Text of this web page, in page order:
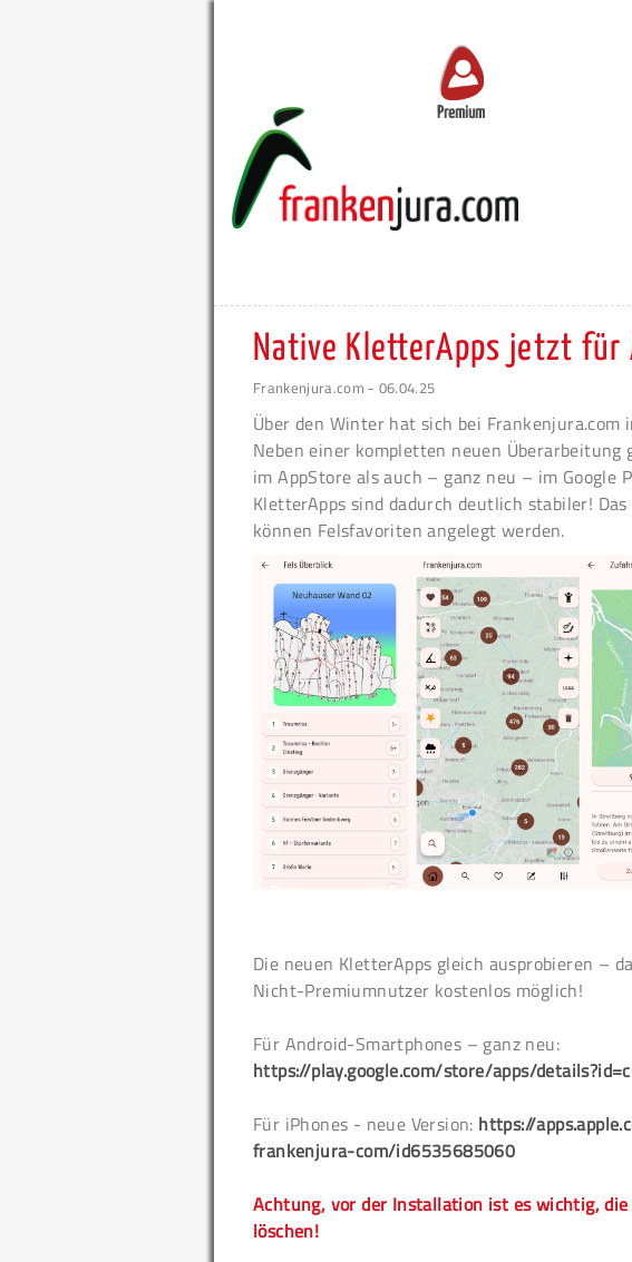
Premium
Native KletterApps jetzt für
Frankenjura.com - 06.04.25
Über den Winter hat sich bei Frankenjura.com
Neben einer kompletten neuen Überarbeitung
im AppStore als auch – ganz neu – im Google
KletterApps sind dadurch deutlich stabiler!
können Felsfavoriten angelegt werden.
Die neuen KletterApps gleich ausprobieren –
Nicht-Premiumnutzer kostenlos möglich!
Für Android-Smartphones – ganz neu:
https://play.google.com/store/apps/
Für iPhones - neue Version: https://
frankenjura-com/id6535685060
Achtung, vor der Installation ist es wichtig,
löschen!